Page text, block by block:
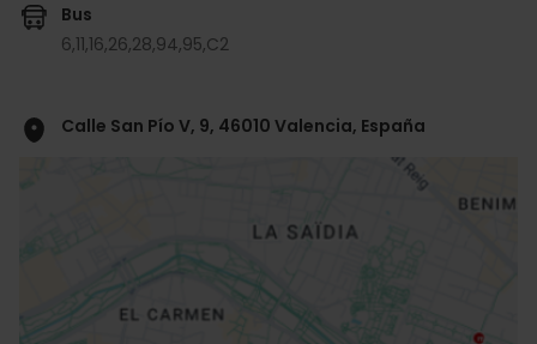
Bus
6,11,16,26,28,94,95,C2
Calle San Pío V, 9, 46010 Valencia, España